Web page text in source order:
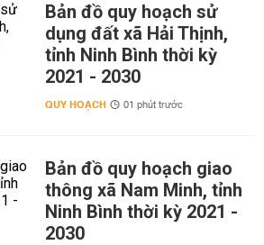
Bản đồ quy hoạch sử
dụng đất xã Hải Thịnh,
tỉnh Ninh Bình thời kỳ
2021 - 2030
QUY HOẠCH 01 phút trước
Bản đồ quy hoạch giao
thông xã Nam Minh, tỉnh
Ninh Bình thời kỳ 2021 -
2030